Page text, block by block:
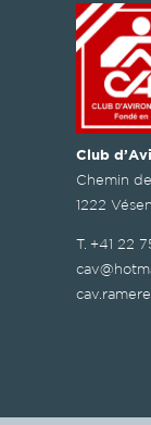
Club
Chemin
1222
T. +41 22